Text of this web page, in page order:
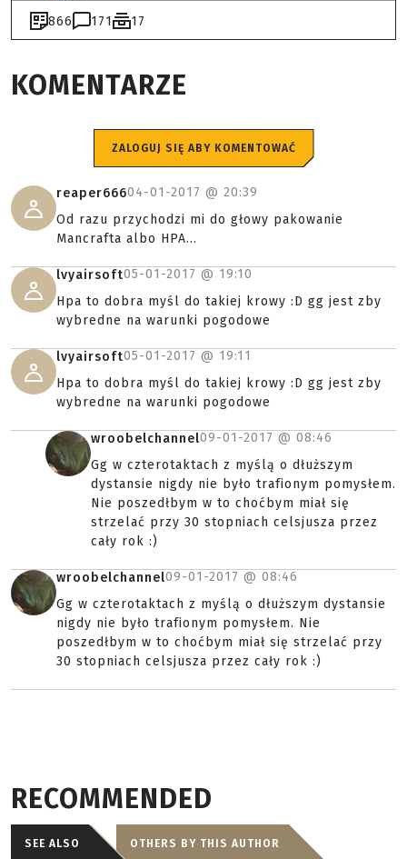
866 171 17
KOMENTARZE
ZALOGUJ SIĘ ABY KOMENTOWAĆ
reaper66604-01-2017 @ 20:39
Od razu przychodzi mi do głowy pakowanie
Mancrafta albo HPA...
lvyairsoft05-01-2017 @ 19:10
Hpa to dobra myśl do takiej krowy :D gg jest zby
wybredne na warunki pogodowe
lvyairsoft05-01-2017 @ 19:11
Hpa to dobra myśl do takiej krowy :D gg jest zby
wybredne na warunki pogodowe
wroobelchannel09-01-2017 @ 08:46
Gg w czterotaktach z myślą o dłuższym
dystansie nigdy nie było trafionym pomysłem.
Nie poszedłbym w to choćbym miał się
strzelać przy 30 stopniach celsjusza przez
cały rok :)
wroobelchannel09-01-2017 @ 08:46
Gg w czterotaktach z myślą o dłuższym dystansie
nigdy nie było trafionym pomysłem. Nie
poszedłbym w to choćbym miał się strzelać przy
30 stopniach celsjusza przez cały rok :)
RECOMMENDED
SEE ALSO OTHERS BY THIS AUTHOR